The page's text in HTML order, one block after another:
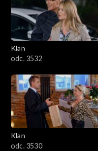
Klan
odc. 3532
Klan
odc. 3530